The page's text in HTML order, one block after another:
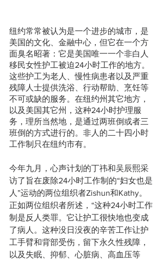
纽约常常被认为是一个进步的城市，是
美国的文化、金融中心，但它在一个方
面臭名昭著：它是美国唯一一个非白人
移民女性护工被迫24小时工作的地方。
这些护工为老人、慢性病患者以及严重
残障人士提供洗浴、行动帮助、烹饪等
不可或缺的服务。在纽约州其它地方，
以及美国其它州，这种24小时护理服
务，理所当然地，是通过两班倒或者三
班倒的方式进行的。非人的二十四小时
工作制只在纽约市有。
今年九月，心声计划的丁祎和吴辰熙采
访了旨在废除24小时工作制的“妇女也是
人”运动的两位组织者Zishun和Kathy。
正如两位组织者所述，“这种24小时工作
制是反人类罪。它让护工很快地也变成
了病人。这种没日没夜的辛苦工作让护
工手臂和背部受伤，留下永久性残障，
以及失眠、抑郁、心脏病、高血压等